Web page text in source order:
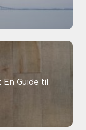
En Guide til